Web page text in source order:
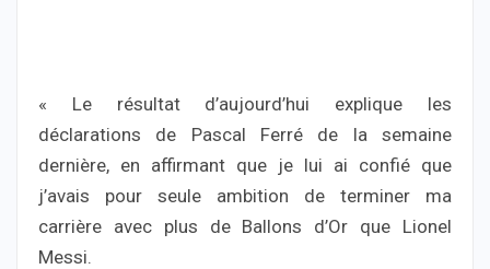
« Le résultat d’aujourd’hui explique les
déclarations de Pascal Ferré de la semaine
dernière, en affirmant que je lui ai confié que
j’avais pour seule ambition de terminer ma
carrière avec plus de Ballons d’Or que Lionel
Messi.